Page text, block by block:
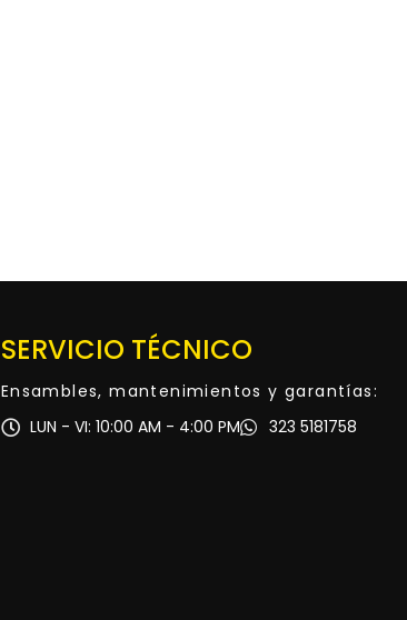
SERVICIO TÉCNICO
Ensambles, mantenimientos y garantías:
LUN - VI: 10:00 AM - 4:00 PM
323 5181758